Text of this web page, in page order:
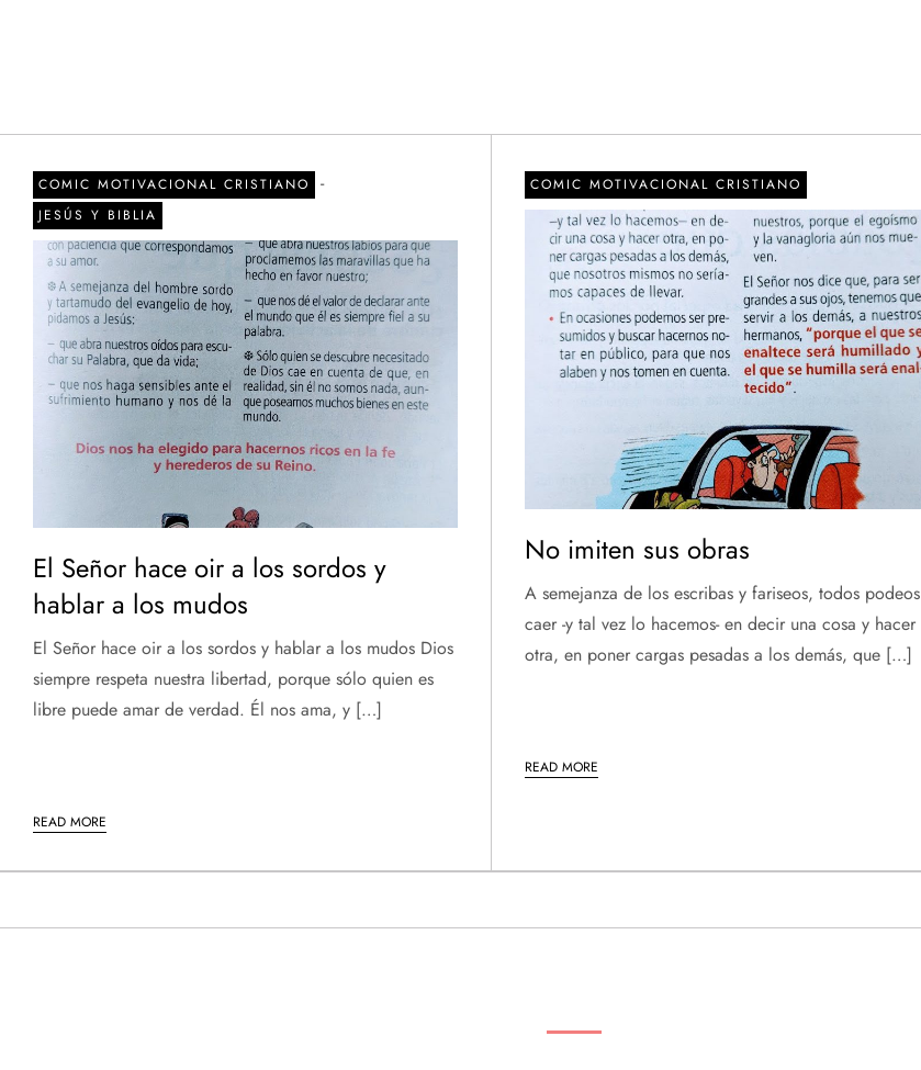
COMIC MOTIVACIONAL CRISTIANO -
JESÚS Y BIBLIA
El Señor hace oir a los sordos y
hablar a los mudos
El Señor hace oir a los sordos y hablar a los mudos Dios
siempre respeta nuestra libertad, porque sólo quien es
libre puede amar de verdad. Él nos ama, y […]
READ MORE
COMIC MOTIVACIONAL CRISTIANO
No imiten sus obras
A semejanza de los escribas y fariseos, todos podeos
caer -y tal vez lo hacemos- en decir una cosa y hacer
otra, en poner cargas pesadas a los demás, que […]
READ MORE